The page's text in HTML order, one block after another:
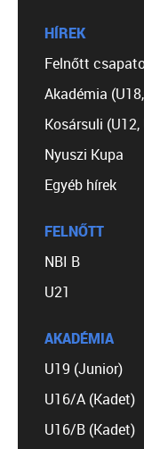
HÍREK
Felnőtt
Akadémia
Kosársuli (U12,
Nyuszi Kupa
Egyéb hírek
FELNŐTT
NBI B
U21
AKADÉMIA
U19 (Junior)
U16/A (Kadet)
U16/B (Kadet)